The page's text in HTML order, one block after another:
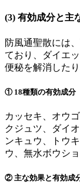
(3) 有効成分と主
防風通聖散には
ており、
ダイエ
便秘を解消した
① 18種類の有効成分
カッセキ、オウ
クジュツ、ダイ
ンキュウ、トウ
ウ、無水ボウシ
② 主な効果と有効成